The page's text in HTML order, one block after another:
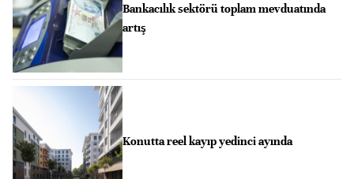
Bankacılık sektörü toplam mevduatında
artış
Konutta reel kayıp yedinci ayında